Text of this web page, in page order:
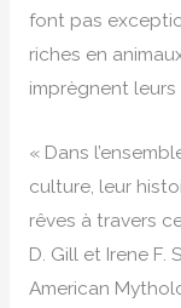
font pas
riches en
imprègnent
« Dans
culture, leur
rêves à travers
D. Gill et Irene F.
American